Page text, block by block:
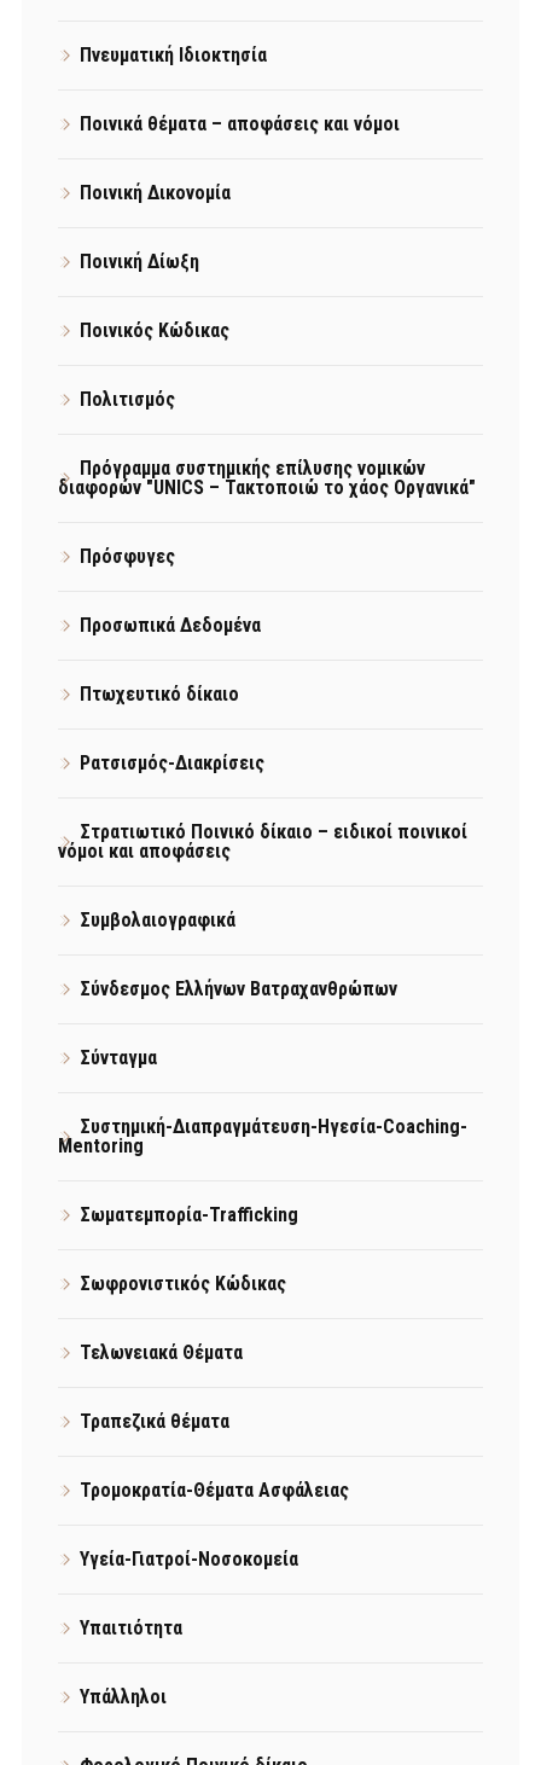
Πνευματική Ιδιοκτησία
Ποινικά θέματα – αποφάσεις και νόμοι
Ποινική Δικονομία
Ποινική Δίωξη
Ποινικός Κώδικας
Πολιτισμός
Πρόγραμμα συστημικής επίλυσης νομικών
διαφορών "UNICS – Τακτοποιώ το χάος Οργανικά"
Πρόσφυγες
Προσωπικά Δεδομένα
Πτωχευτικό δίκαιο
Ρατσισμός-Διακρίσεις
Στρατιωτικό Ποινικό δίκαιο – ειδικοί ποινικοί
νόμοι και αποφάσεις
Συμβολαιογραφικά
Σύνδεσμος Ελλήνων Βατραχανθρώπων
Σύνταγμα
Συστημική-Διαπραγμάτευση-Ηγεσία-Coaching-
Mentoring
Σωματεμπορία-Trafficking
Σωφρονιστικός Κώδικας
Τελωνειακά Θέματα
Τραπεζικά θέματα
Τρομοκρατία-Θέματα Ασφάλειας
Υγεία-Γιατροί-Νοσοκομεία
Υπαιτιότητα
Υπάλληλοι